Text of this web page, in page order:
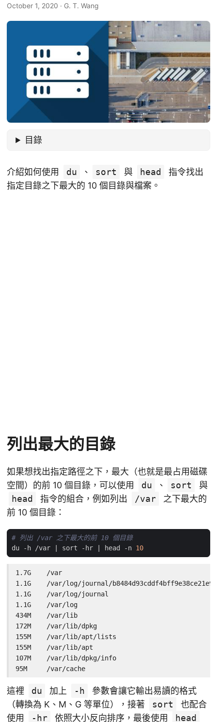
October 1, 2020 · G. T. Wang
目錄
介紹如何使用 du 、 sort 與 head
指令找出
指定目錄之下最大的 10 個目錄與檔案。
列出最大的目錄
如果想找出指定路徑之下，最大（也就是最占用磁碟
空間）的前 10 個目錄，可以使用
du 、 sort
與
head
指令的組合，例如列出 /var
之下最大的
前 10 個目錄：
# 列出 /var 之下最大的前 10 個目錄
du -h /var
sort -hr head -n 10
1.7G    /var
1.1G    /var/log/journal/
1.1G    /var/log/journal
1.1G    /var/log
434M    /var/lib
172M    /var/lib/dpkg
155M    /var/lib/apt/lists
155M    /var/lib/apt
107M    /var/lib/dpkg/info
95M     /var/cache
這裡 du 加上 -h
參數會讓它輸出易讀的格式
（轉換為 K、M、G 等單位），接著
sort
也配合
使用
-hr 依照大小反向排序，最後使用 head